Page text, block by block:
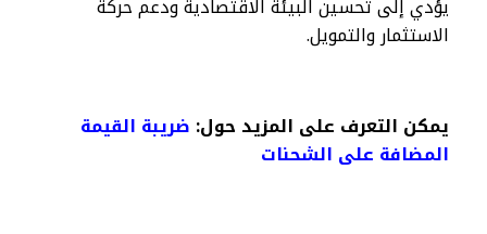
الاستثمار والتمويل.
يمكن التعرف على المزيد حول: ضريبة القيمة
المضافة على الشحنات​